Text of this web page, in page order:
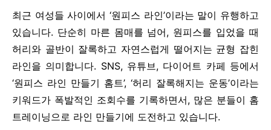
최근 여성들 사이에서 ‘원피스 라인’이라는 말이 유행하고
있습니다. 단순히 마른 몸매를 넘어, 원피스를 입었을 때
허리와 골반이 잘록하고 자연스럽게 떨어지는 균형 잡힌
라인을 의미합니다. SNS, 유튜브, 다이어트 카페 등에서
‘원피스 라인 만들기 홈트’, ‘허리 잘록해지는 운동’이라는
키워드가 폭발적인 조회수를 기록하면서, 많은 분들이 홈
트레이닝으로 라인 만들기에 도전하고 있습니다.